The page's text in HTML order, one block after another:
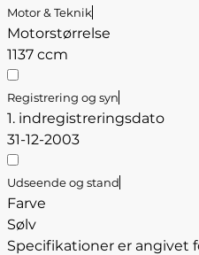
Motor & Teknik
Motorstørrelse
1137 ccm
Registrering og syn
1. indregistreringsdato
31-12-2003
Udseende og stand
Farve
Sølv
Specifikationer er angivet